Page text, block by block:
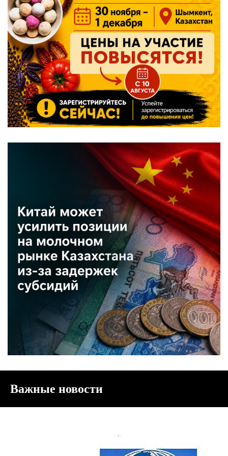
Важные новости